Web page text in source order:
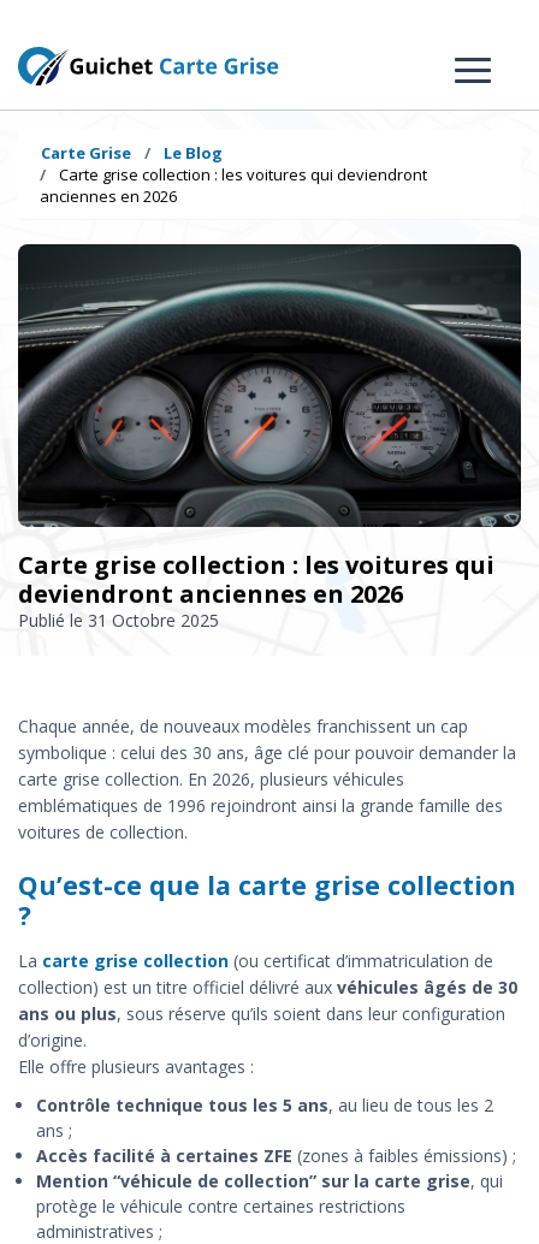
Carte Grise
Le Blog
Carte grise collection : les voitures qui deviendront
anciennes en 2026
Carte grise collection : les voitures qui
deviendront anciennes en 2026
Publié le 31 Octobre 2025
Chaque année, de nouveaux modèles franchissent un cap
symbolique : celui des 30 ans, âge clé pour pouvoir demander la
carte grise collection. En 2026, plusieurs véhicules
emblématiques de 1996 rejoindront ainsi la grande famille des
voitures de collection.
Qu’est-ce que la carte grise collection
?
La carte grise collection (ou certificat d’immatriculation de
collection) est un titre officiel délivré aux véhicules âgés de 30
ans ou plus, sous réserve qu’ils soient dans leur configuration
d’origine.
Elle offre plusieurs avantages :
Contrôle technique tous les 5 ans, au lieu de tous les 2
ans ;
Accès facilité à certaines ZFE (zones à faibles émissions) ;
Mention “véhicule de collection” sur la carte grise, qui
protège le véhicule contre certaines restrictions
administratives ;